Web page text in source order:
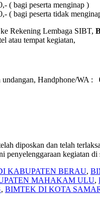
( bagi peserta menginap )
( bagi peserta tidak
Rekening Lembaga SIBT,
atau tempat kegiatan,
undangan, Handphone/WA :
diposkan dan telah
penyelenggaraan kegiatan
KABUPATEN BERAU,
MAHAKAM ULU,
, BIMTEK DI KOTA